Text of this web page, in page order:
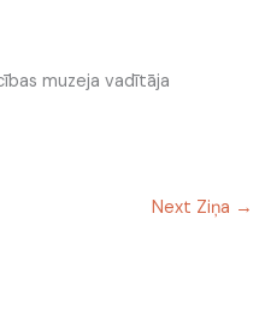
muzeja vadītāja
Next Ziņa →